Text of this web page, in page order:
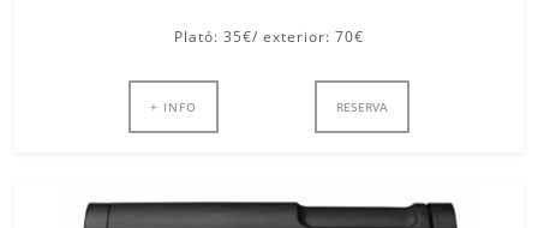
Plató: 35€/ exterior: 70€
+ INFO RESERVA